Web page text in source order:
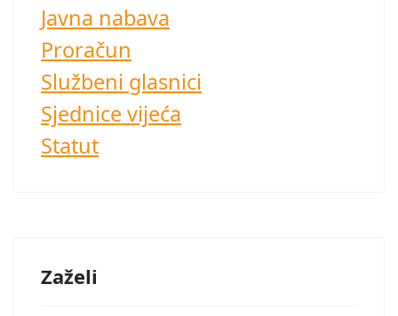
Javna nabava
Proračun
Službeni glasnici
Sjednice vijeća
Statut
Zaželi